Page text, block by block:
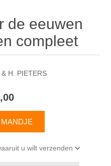
de eeuwen
compleet
H. PIETERS
u wilt verzenden